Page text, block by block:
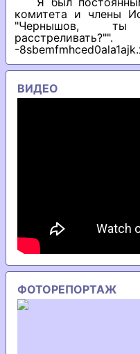
комитета и члены
"Чернышов, ты
-
ВИДЕО
ФОТОРЕПОРТАЖ